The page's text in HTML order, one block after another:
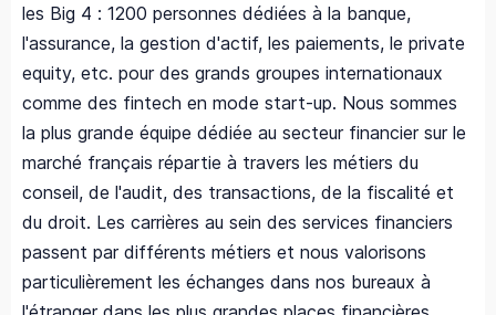
les Big 4 : 1200 personnes dédiées à la banque,
l'assurance, la gestion d'actif, les paiements, le private
equity, etc. pour des grands groupes internationaux
comme des fintech en mode start-up. Nous sommes
la plus grande équipe dédiée au secteur financier sur le
marché français répartie à travers les métiers du
conseil, de l'audit, des transactions, de la fiscalité et
du droit. Les carrières au sein des services financiers
passent par différents métiers et nous valorisons
particulièrement les échanges dans nos bureaux à